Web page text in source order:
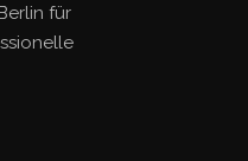
für